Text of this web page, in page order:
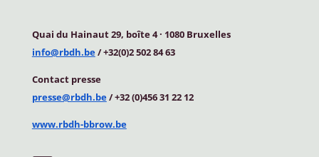
Quai du Hainaut 29, boîte 4· 1080 Bruxelles
info@rbdh.be/ +32(0)2 502 84 63
Contact presse
presse@rbdh.be/ +32 (0)456 31 22 12
www.rbdh-bbrow.be